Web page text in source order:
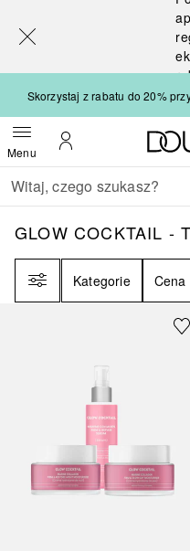
Skorzystaj z rabatu do 20%
MenuOtwórz menuMoje konto
Wracać
Wykonaj wyszukiwanie
GLOW
GLOW COCKTAIL -
Kategorie Cena